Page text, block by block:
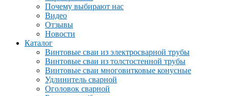
Почему выбирают нас
Видео
Отзывы
Новости
Каталог
Винтовые сваи из электросварной трубы
Винтовые сваи из толстостенной трубы
Винтовые сваи многовитковые конусные
Удлинитель сварной
Оголовок сварной